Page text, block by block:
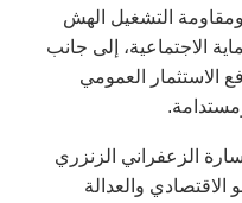
ومقاومة التشغيل الهش
الاجتماعية، إلى جانب
الاستثمار العمومي
الزعفراني الزنزري
والعدالة